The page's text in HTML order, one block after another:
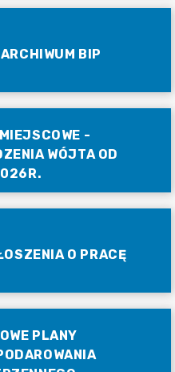
ARCHIWUM BIP
-
WÓJTA OD
O PRACĘ
PLANY